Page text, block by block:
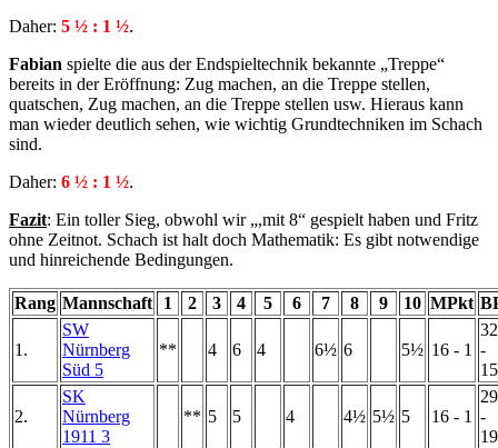
Daher: 5 ½ : 1 ½.
Fabian spielte die aus der Endspieltechnik bekannte „Treppe“
bereits in der Eröffnung: Zug machen, an die Treppe stellen,
quatschen, Zug machen, an die Treppe stellen usw. Hieraus kann
man wieder deutlich sehen, wie wichtig Grundtechniken im Schach
sind.
Daher: 6 ½ : 1 ½.
Fazit: Ein toller Sieg, obwohl wir „,mit 8“ gespielt haben und Fritz
ohne Zeitnot. Schach ist halt doch Mathematik: Es gibt notwendige
und hinreichende Bedingungen.
Rang Mannschaft 1 2 3 4 5 6 7 8 9 10 MPkt
1.
SW
Nürnberg
Süd 5
** 4 6 4 6½ 6 5½ 16 - 1 -
2.
SK
Nürnberg
1911 3
** 5 5 4 4½ 5½ 5 16 - 1 -